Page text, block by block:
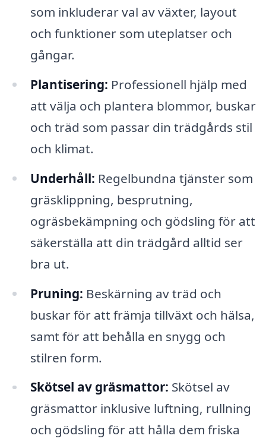
som inkluderar val av växter, layout
och funktioner som uteplatser och
gångar.
Plantisering: Professionell hjälp med
att välja och plantera blommor, buskar
och träd som passar din trädgårds stil
och klimat.
Underhåll: Regelbundna tjänster som
gräsklippning, besprutning,
ogräsbekämpning och gödsling för att
säkerställa att din trädgård alltid ser
bra ut.
Pruning: Beskärning av träd och
buskar för att främja tillväxt och hälsa,
samt för att behålla en snygg och
stilren form.
Skötsel av gräsmattor: Skötsel av
gräsmattor inklusive luftning, rullning
och gödsling för att hålla dem friska